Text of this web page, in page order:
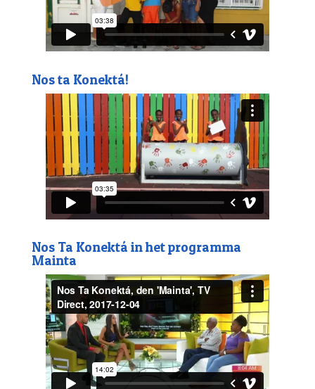
Nos ta Konektá!
Nos Ta Konektá in het programma
Mainta